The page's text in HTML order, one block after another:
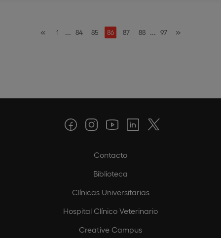
« 1 ... 84 85 86 87 88 ... 97 »
Contacto
Biblioteca
Clínicas Universitarias
Hospital Clínico Veterinario
Creative Campus